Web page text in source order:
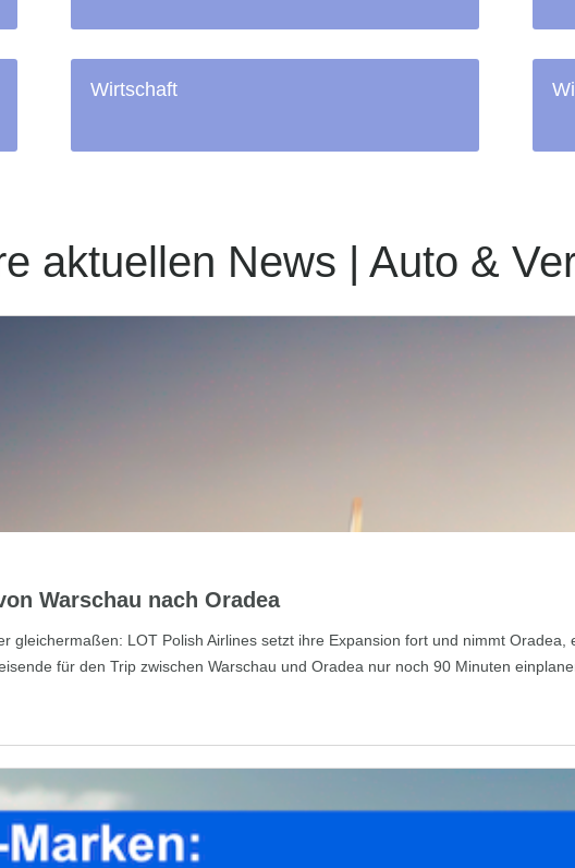
Wirtschaft
aktuellen News | Auto &
Warschau nach Oradea
gleichermaßen: LOT Polish Airlines setzt ihre Expansion fort und nimmt
für den Trip zwischen Warschau und Oradea nur noch 90 Minuten